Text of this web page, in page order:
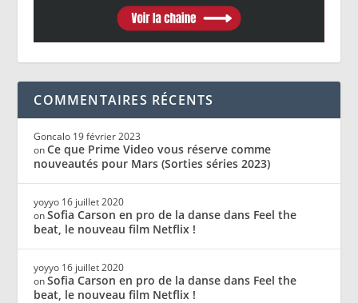
COMMENTAIRES RÉCENTS
Goncalo 19 février 2023
onCe que Prime Video vous réserve comme
nouveautés pour Mars (Sorties séries 2023)
yoyyo 16 juillet 2020
onSofia Carson en pro de la danse dans Feel the
beat, le nouveau film Netflix !
yoyyo 16 juillet 2020
onSofia Carson en pro de la danse dans Feel the
beat, le nouveau film Netflix !